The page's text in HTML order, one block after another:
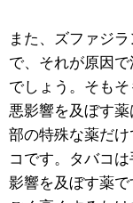
また、ズファジ
で、それが原因
でしょう。そも
悪影響を及ぼす
部の特殊な薬だ
コです。タバコ
影響を及ぼす薬